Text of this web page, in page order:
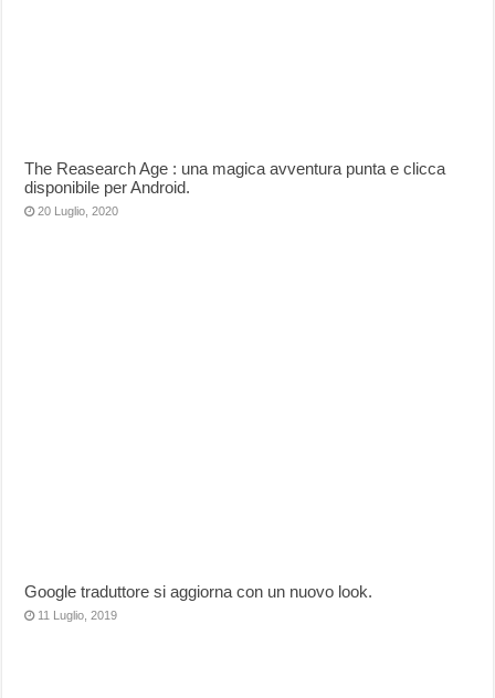
The Reasearch Age : una magica avventura punta e clicca
disponibile per Android.
20 Luglio, 2020
Google traduttore si aggiorna con un nuovo look.
11 Luglio, 2019